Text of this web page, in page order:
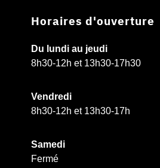
Horaires d'ouverture
Du lundi au jeudi
8h30-12h et 13h30-17h30
Vendredi
8h30-12h et 13h30-17h
Samedi
Fermé